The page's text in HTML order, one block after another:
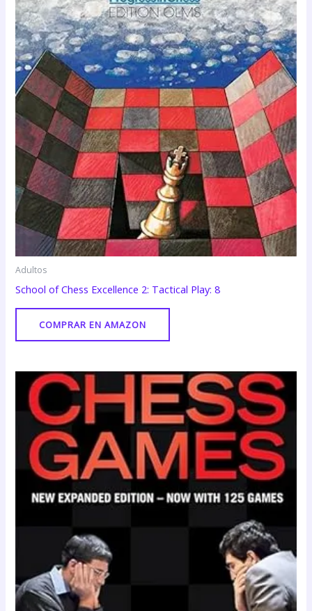
Adultos
School of Chess Excellence 2: Tactical Play: 8
COMPRAR EN AMAZON